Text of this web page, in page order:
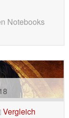
Notebooks
Vergleich